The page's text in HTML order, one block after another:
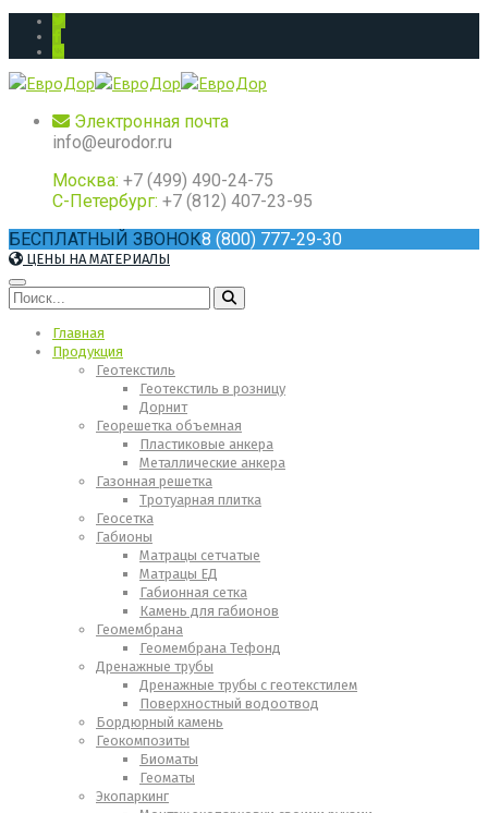
Электронная почта
info@eurodor.ru
Москва: +7 (499) 490-24-75
С-Петербург: +7 (812) 407-23-95
БЕСПЛАТНЫЙ ЗВОНОК8 (800) 777-29-30
ЦЕНЫ НА МАТЕРИАЛЫ
Главная
Продукция
Геотекстиль
Геотекстиль в розницу
Дорнит
Георешетка объемная
Пластиковые анкера
Металлические анкера
Газонная решетка
Тротуарная плитка
Геосетка
Габионы
Матрацы сетчатые
Матрацы ЕД
Габионная сетка
Камень для габионов
Геомембрана
Геомембрана Тефонд
Дренажные трубы
Дренажные трубы с геотекстилем
Поверхностный водоотвод
Бордюрный камень
Геокомпозиты
Биоматы
Геоматы
Экопаркинг